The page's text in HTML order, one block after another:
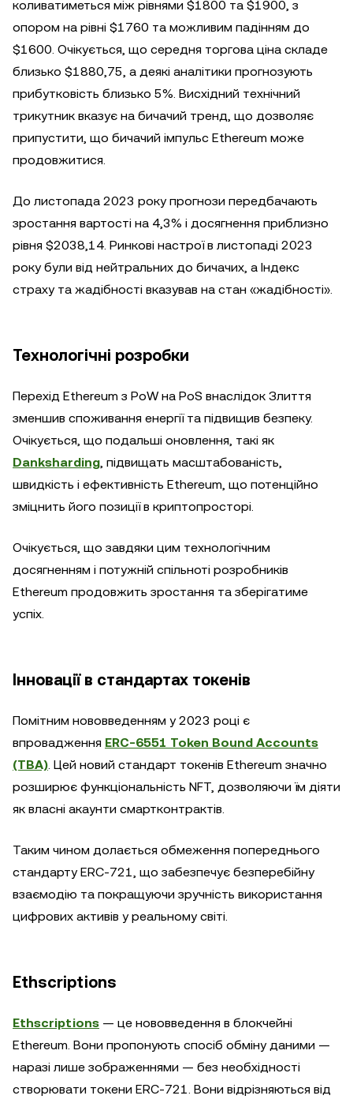
коливатиметься між рівнями $1800 та $1900, з
опором на рівні $1760 та можливим падінням до
$1600. Очікується, що середня торгова ціна складе
близько $1880,75, а деякі аналітики прогнозують
прибутковість близько 5%. Висхідний технічний
трикутник вказує на бичачий тренд, що дозволяє
припустити, що бичачий імпульс Ethereum може
продовжитися.
До листопада 2023 року прогнози передбачають
зростання вартості на 4,3% і досягнення приблизно
рівня $2038,14. Ринкові настрої в листопаді 2023
року були від нейтральних до бичачих, а Індекс
страху та жадібності вказував на стан «жадібності».
Технологічні розробки
Перехід Ethereum з PoW на PoS внаслідок Злиття
зменшив споживання енергії та підвищив безпеку.
Очікується, що подальші оновлення, такі як
Danksharding, підвищать масштабованість,
швидкість і ефективність Ethereum, що потенційно
зміцнить його позиції в криптопросторі.
Очікується, що завдяки цим технологічним
досягненням і потужній спільноті розробників
Ethereum продовжить зростання та зберігатиме
успіх.
Інновації в стандартах токенів
Помітним нововведенням у 2023 році є
впровадження ERC-6551 Token Bound Accounts
(TBA). Цей новий стандарт токенів Ethereum значно
розширює функціональність NFT, дозволяючи їм діяти
як власні акаунти смартконтрактів.
Таким чином долається обмеження попереднього
стандарту ERC-721, що забезпечує безперебійну
взаємодію та покращуючи зручність використання
цифрових активів у реальному світі.
Ethscriptions
Ethscriptions — це нововведення в блокчейні
Ethereum. Вони пропонують спосіб обміну даними —
наразі лише зображеннями — без необхідності
створювати токени ERC-721. Вони відрізняються від